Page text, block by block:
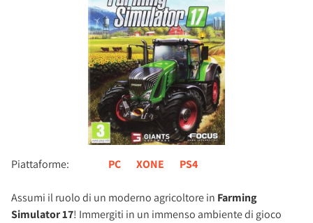
Piattaforme: PC XONE PS4
Assumi il ruolo di un moderno agricoltore in Farming
Simulator 17! Immergiti in un immenso ambiente di gioco